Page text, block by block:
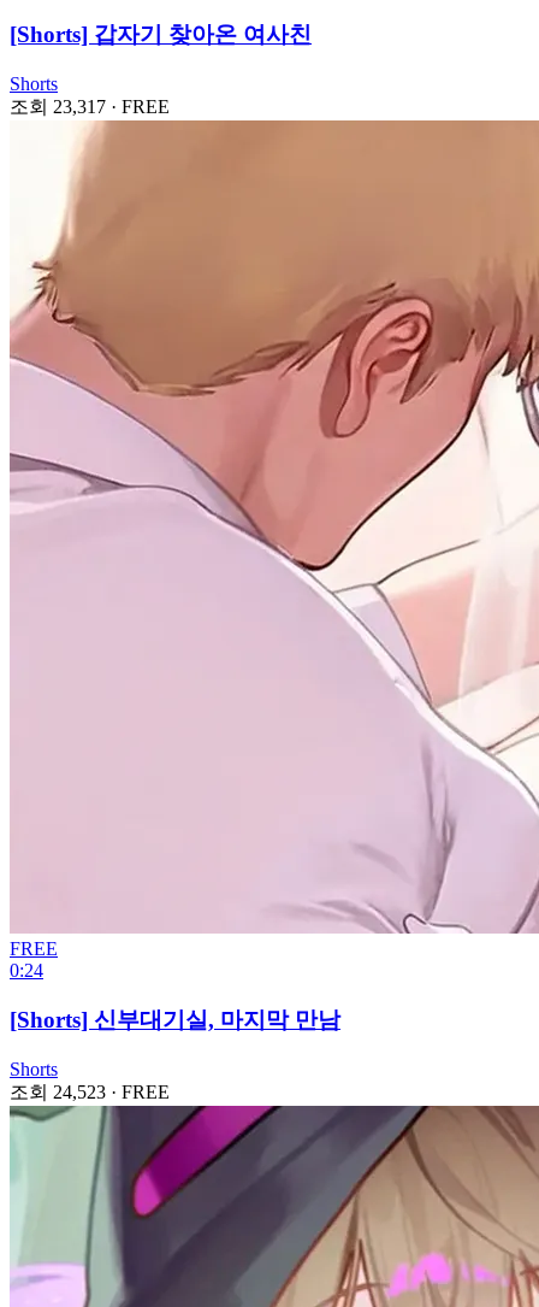
[Shorts] 갑자기 찾아온 여사친
Shorts
조회 23,317 · FREE
FREE
0:24
[Shorts] 신부대기실, 마지막 만남
Shorts
조회 24,523 · FREE